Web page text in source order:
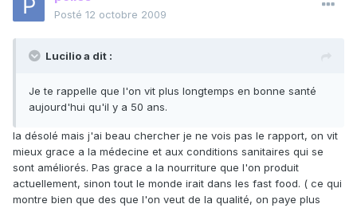
Posté 12 octobre 2009
Lucilio a dit :
Je te rappelle que l'on vit plus longtemps en bonne santé
aujourd'hui qu'il y a 50 ans.
la désolé mais j'ai beau chercher je ne vois pas le rapport, on vit
mieux grace a la médecine et aux conditions sanitaires qui se
sont améliorés. Pas grace a la nourriture que l'on produit
actuellement, sinon tout le monde irait dans les fast food. ( ce qui
montre bien que des que l'on veut de la qualité, on paye plus